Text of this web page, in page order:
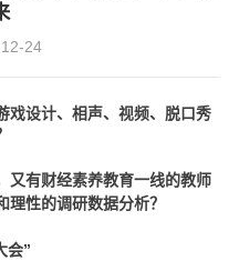
24
戏设计、相声、视频、脱口秀
又有财经素养教育一线的教师
性的调研数据分析？
会”